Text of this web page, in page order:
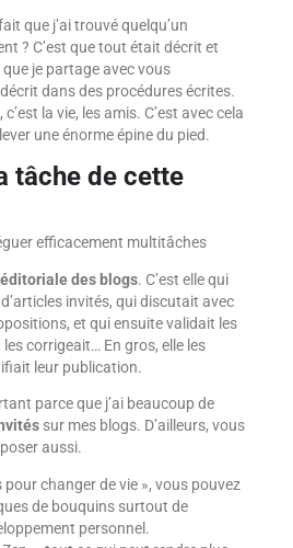
que j’ai trouvé quelqu’un
? C’est que tout était décrit et
je partage avec vous
dans des procédures écrites.
la vie, les amis. C’est avec cela
une énorme épine du pied.
tâche de cette
des blogs. C’est elle qui
invités, qui discutait avec
et qui ensuite validait les
corrigeait… En gros, elle les
leur publication.
parce que j’ai beaucoup de
sur mes blogs. D’ailleurs, vous
aussi.
pour changer de vie », vous pouvez
de bouquins surtout de
personnel.